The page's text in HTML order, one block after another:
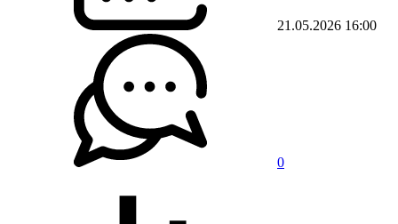
21.05.2026 16:00
0